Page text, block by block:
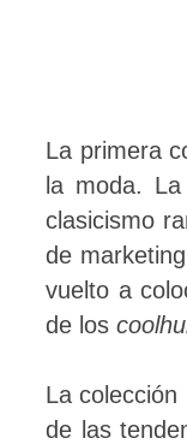
La primera
la moda.
clasicismo
de
vuelto a
de los
La
de las